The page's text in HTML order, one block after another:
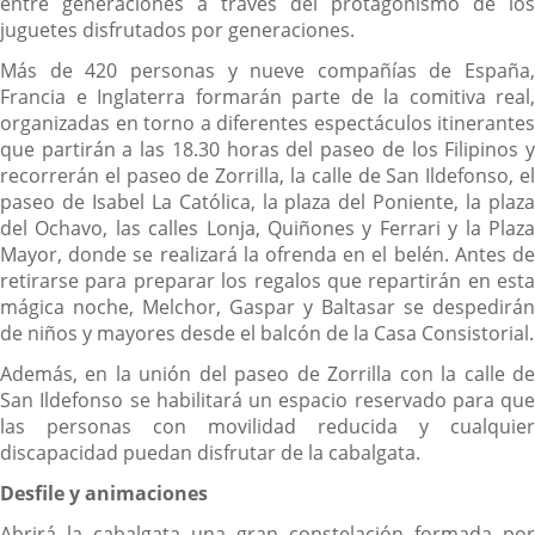
juguetes disfrutados por generaciones.
Más de 420 personas y nueve compañías de España,
Francia e Inglaterra formarán parte de la comitiva real,
organizadas en torno a diferentes espectáculos itinerantes
que partirán a las 18.30 horas del paseo de los Filipinos y
recorrerán el paseo de Zorrilla, la calle de San Ildefonso, el
paseo de Isabel La Católica, la plaza del Poniente, la plaza
del Ochavo, las calles Lonja, Quiñones y Ferrari y la Plaza
Mayor, donde se realizará la ofrenda en el belén. Antes de
retirarse para preparar los regalos que repartirán en esta
mágica noche, Melchor, Gaspar y Baltasar se despedirán
de niños y mayores desde el balcón de la Casa Consistorial.
Además, en la unión del paseo de Zorrilla con la calle de
San Ildefonso se habilitará un espacio reservado para que
las personas con movilidad reducida y cualquier
discapacidad puedan disfrutar de la cabalgata.
Desfile y animaciones